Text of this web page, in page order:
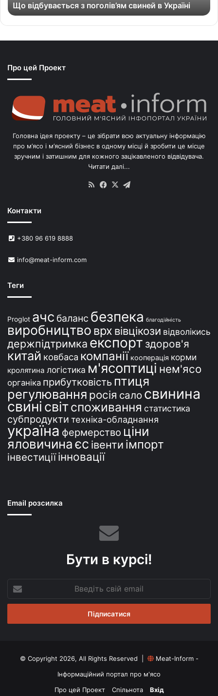
т
ь
п
о
е
й
У
р
ї
Що відбувається з поголів’ям свиней в Україні
Про цей Проект
Головна ідея проекту – це зібрати всю актуальну інформацію
про м’ясо і м’ясний бізнес в одному місці й зробити це місце
зручним і затишним для кожного зацікавленого відвідувача.
Читати далі...
RSS Facebook
X
Контакти
+380 96 619 8888
info@meat-inform.com
Теги
Proglot ачс баланс безпека благодійність
виробництво врх вівцікози відволікись
держпідтримка експорт здоров'я
китай ковбаса компанії кооперація корми
кролятина логістика м'ясоптиці нем'ясо
органіка прибутковість птиця
регулювання росія сало свинина
свині світспоживання статистика
субпродукти техніка-обладнання
україна фермерство ціни
яловичинаєс івенти імпорт
інвестиції інновації
Email розсилка
Бути в курсі!
свій
email
© Copyright 2026, All Rights Reserved |
Meat-Inform -
Інформаційний портал про м'ясо
Про цей Проект
Спільнота Вхід